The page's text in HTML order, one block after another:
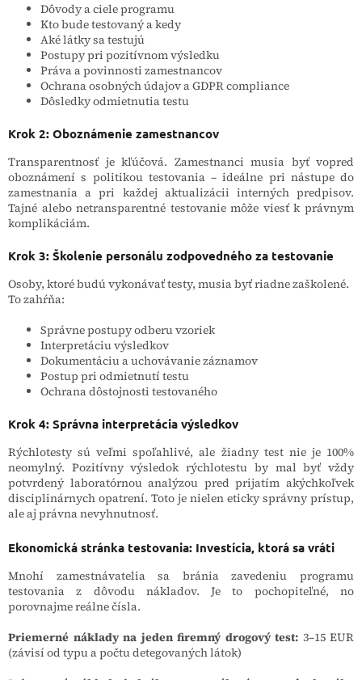
Dôvody a ciele programu
Kto bude testovaný a kedy
Aké látky sa testujú
Postupy pri pozitívnom výsledku
Práva a povinnosti zamestnancov
Ochrana osobných údajov a GDPR compliance
Dôsledky odmietnutia testu
Krok 2: Oboznámenie zamestnancov
Transparentnosť je kľúčová. Zamestnanci musia byť vopred
oboznámení s politikou testovania – ideálne pri nástupe do
zamestnania a pri každej aktualizácii interných predpisov.
Tajné alebo netransparentné testovanie môže viesť k právnym
komplikáciám.
Krok 3: Školenie personálu zodpovedného za testovanie
Osoby, ktoré budú vykonávať testy, musia byť riadne zaškolené.
To zahŕňa:
Správne postupy odberu vzoriek
Interpretáciu výsledkov
Dokumentáciu a uchovávanie záznamov
Postup pri odmietnutí testu
Ochrana dôstojnosti testovaného
Krok 4: Správna interpretácia výsledkov
Rýchlotesty sú veľmi spoľahlivé, ale žiadny test nie je 100%
neomylný. Pozitívny výsledok rýchlotestu by mal byť vždy
potvrdený laboratórnou analýzou pred prijatím akýchkoľvek
disciplinárnych opatrení. Toto je nielen eticky správny prístup,
ale aj právna nevyhnutnosť.
Ekonomická stránka testovania: Investícia, ktorá sa vráti
Mnohí zamestnávatelia sa bránia zavedeniu programu
testovania z dôvodu nákladov. Je to pochopiteľné, no
porovnajme reálne čísla.
Priemerné náklady na jeden firemný drogový test: 3–15 EUR
(závisí od typu a počtu detegovaných látok)